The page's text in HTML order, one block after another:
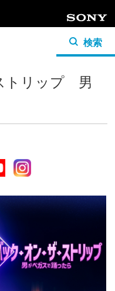
Sony
検索
トリップ 男
Instagram